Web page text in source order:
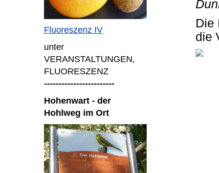
Fluoreszenz IV
unter
VERANSTALTUNGEN,
FLUORESZENZ
------------------------
Hohenwart - der
Hohlweg im Ort
Die
die